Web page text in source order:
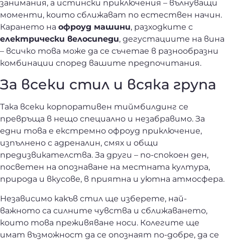
занимания, а истински приключения – вълнуващи
моменти, които сближават по естествен начин.
Карането на офроуд машини, разходките с
електрически велосипеди, дегустациите на вина
– всичко това може да се съчетае в разнообразни
комбинации според вашите предпочитания.
За всеки стил и всяка група
Така всеки корпоративен тиймбилдинг се
превръща в нещо специално и незабравимо. За
едни това е екстремно офроуд приключение,
изпълнено с адреналин, смях и общи
предизвикателства. За други – по-спокоен ден,
посветен на опознаване на местната култура,
природа и вкусове, в приятна и уютна атмосфера.
Независимо какъв стил ще изберете, най-
важното са силните чувства и сближаването,
които това преживяване носи. Колегите ще
имат възможност да се опознаят по-добре, да се